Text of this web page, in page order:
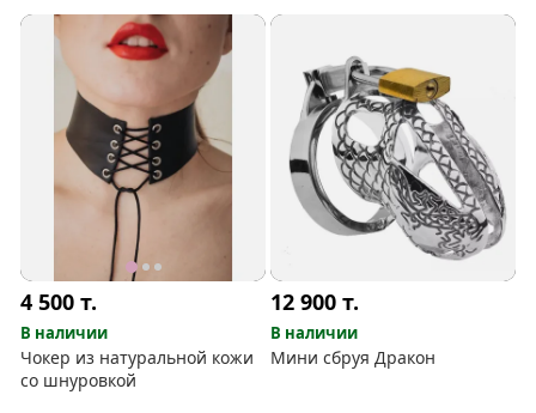
4 500т.
В наличии
Чокер из натуральной кожи
со шнуровкой
12 900т.
В наличии
Мини сбруя Дракон